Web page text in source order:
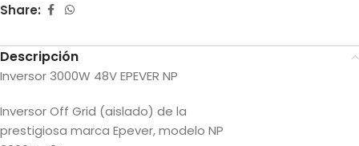
Share:
Descripción
Inversor 3000W 48V EPEVER NP
Inversor Off Grid (aislado) de la
prestigiosa marca Epever, modelo NP